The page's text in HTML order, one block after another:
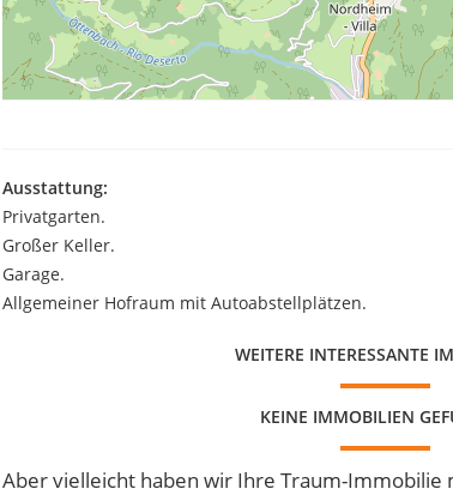
Ausstattung:
Privatgarten.
Großer Keller.
Garage.
Allgemeiner Hofraum mit Autoabstellplätzen.
WEITERE INTERESSANTE
KEINE IMMOBILIEN
Aber vielleicht haben wir Ihre Traum-